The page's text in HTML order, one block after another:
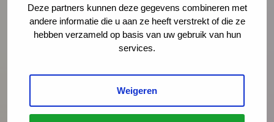
Deze partners kunnen deze gegevens combineren met
andere informatie die u aan ze heeft verstrekt of die ze
hebben verzameld op basis van uw gebruik van hun
services.
Weigeren